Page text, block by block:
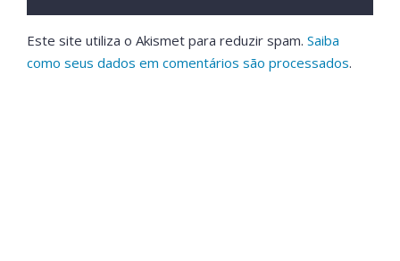
Este site utiliza o Akismet para reduzir spam. Saiba
como seus dados em comentários são processados.